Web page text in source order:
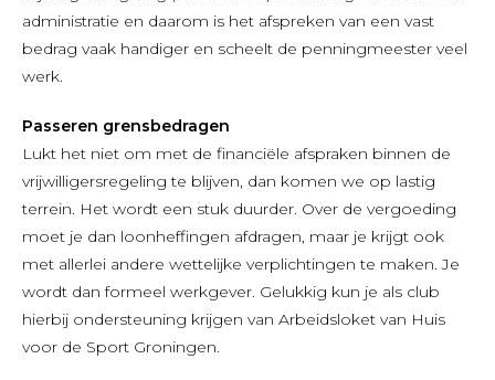
administratie en daarom is het afspreken van een vast
bedrag vaak handiger en scheelt de penningmeester veel
werk.
Passeren grensbedragen
Lukt het niet om met de financiële afspraken binnen de
vrijwilligersregeling te blijven, dan komen we op lastig
terrein. Het wordt een stuk duurder. Over de vergoeding
moet je dan loonheffingen afdragen, maar je krijgt ook
met allerlei andere wettelijke verplichtingen te maken. Je
wordt dan formeel werkgever. Gelukkig kun je als club
hierbij ondersteuning krijgen van Arbeidsloket van Huis
voor de Sport Groningen.